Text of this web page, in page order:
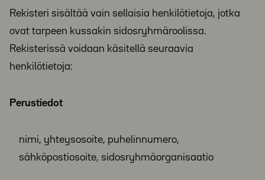
Rekisteri sisältää vain sellaisia henkilötietoja, jotka
ovat tarpeen kussakin sidosryhmäroolissa.
Rekisterissä voidaan käsitellä seuraavia
henkilötietoja:
Perustiedot
nimi, yhteysosoite, puhelinnumero,
sähköpostiosoite, sidosryhmäorganisaatio